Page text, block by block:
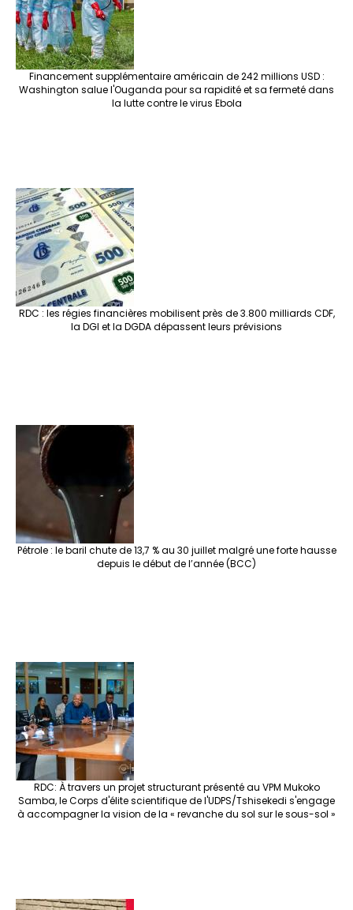
Financement supplémentaire américain de 242 millions USD :
Washington salue l'Ouganda pour sa rapidité et sa fermeté dans
la lutte contre le virus Ebola
RDC : les régies financières mobilisent près de 3.800 milliards CDF,
la DGI et la DGDA dépassent leurs prévisions
Pétrole : le baril chute de 13,7 % au 30 juillet malgré une forte hausse
depuis le début de l’année (BCC)
RDC: À travers un projet structurant présenté au VPM Mukoko
Samba, le Corps d'élite scientifique de l'UDPS/Tshisekedi s'engage
à accompagner la vision de la « revanche du sol sur le sous-sol »